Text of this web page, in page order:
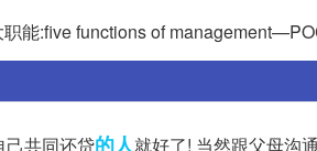
能:five functions of
己共同还贷的人就好了! 当然跟父母沟